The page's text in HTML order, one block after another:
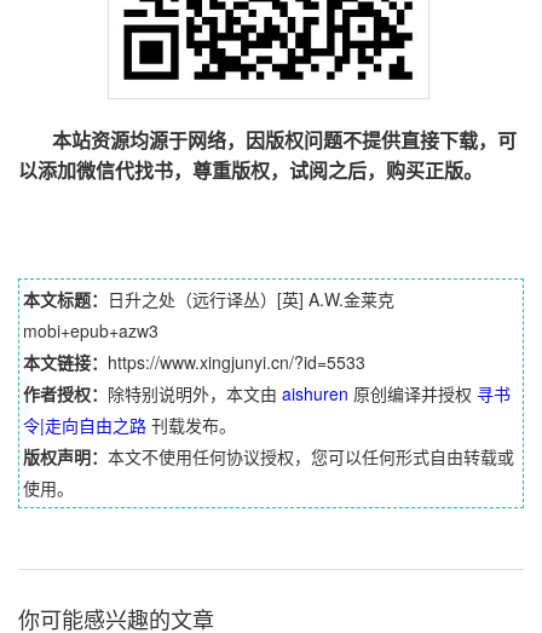
本站资源均源于网络，因版权问题不提供直接下载，可
以添加微信代找书，尊重版权，试阅之后，购买正版。
本文标题： 日升之处（远行译丛）[英] A.W.金莱克
mobi+epub+azw3
本文链接： https://www.xingjunyi.cn/?id=5533
作者授权： 除特别说明外，本文由 aishuren 原创编译并授权 寻书
令|走向自由之路 刊载发布。
版权声明： 本文不使用任何协议授权，您可以任何形式自由转载或
使用。
你可能感兴趣的文章